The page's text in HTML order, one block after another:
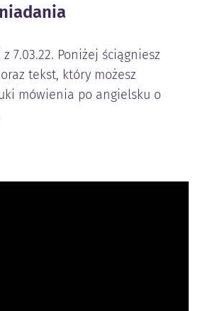
7.03.22. Poniżej ściągniesz
tekst, który możesz
mówienia po angielsku o